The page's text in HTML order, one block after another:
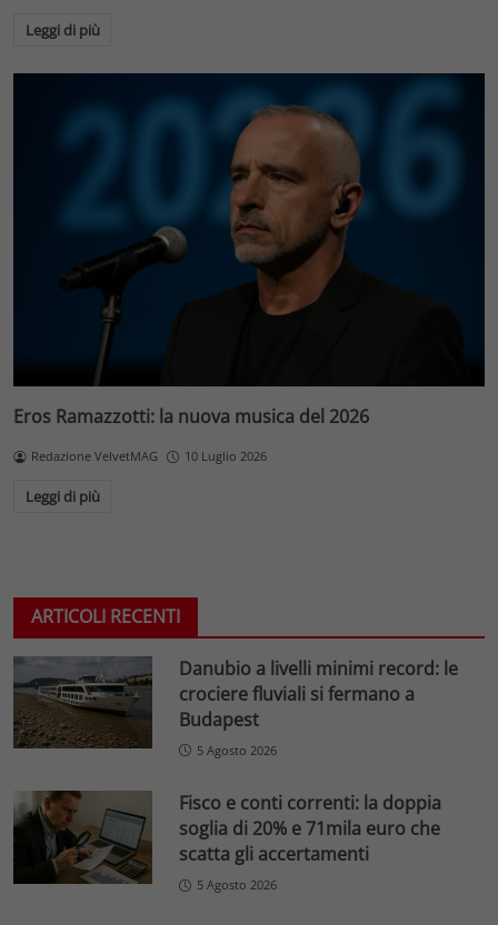
Leggi di più
Eros Ramazzotti: la nuova musica del 2026
Redazione VelvetMAG 10 Luglio 2026
Leggi di più
ARTICOLI RECENTI
Danubio a livelli minimi record: le
crociere fluviali si fermano a
Budapest
5 Agosto 2026
Fisco e conti correnti: la doppia
soglia di 20% e 71mila euro che
scatta gli accertamenti
5 Agosto 2026